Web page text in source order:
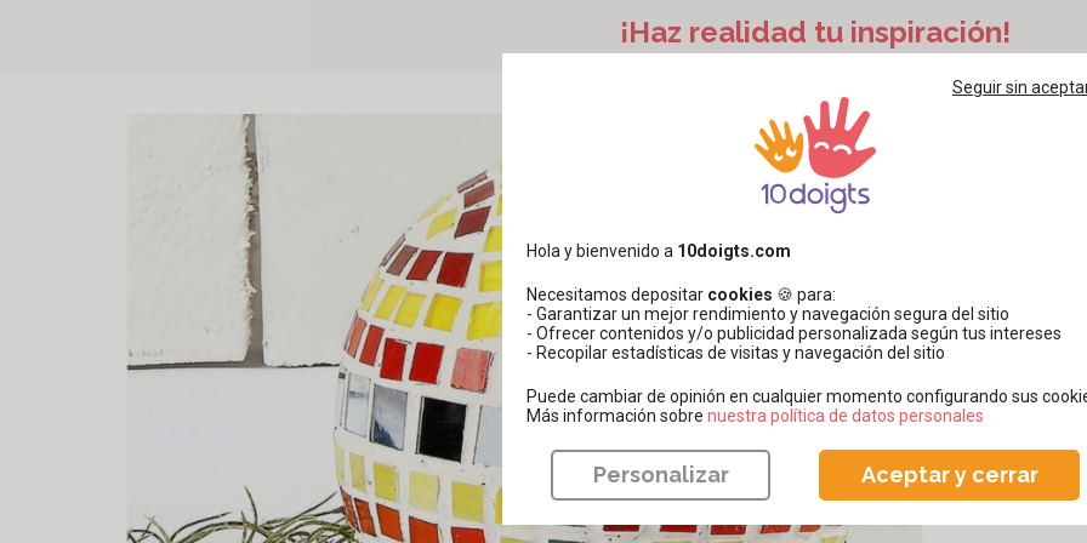
¡Haz realidad tu inspiración!
Seguir sin
Hola y bienvenido a 10doigts.com
Necesitamos depositar cookies 🍪 para:
- Garantizar un mejor rendimiento y navegación segura del sitio
- Ofrecer contenidos y/o publicidad personalizada según tus intereses
- Recopilar estadísticas de visitas y navegación del sitio
Puede cambiar de opinión en cualquier momento configurando sus
Más información sobre ​​​​​​​nuestra política de datos personales
Personalizar Aceptar y cerrar